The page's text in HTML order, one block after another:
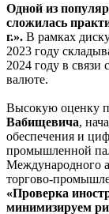
Одной из
сложилась
г.». В рамках
2023 году
2024 году в связи
валюте.
Высокую оценку
Вабищевича,
обеспечения и
промышленной
Международного
торгово-
«Проверка
минимизируем